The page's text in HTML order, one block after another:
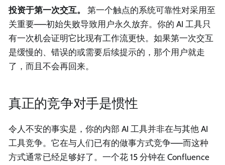
投资于第一次交互。
第一个触点的系统可靠性对采用至
关重要——初始失败导致用户永久放弃。你的 AI 工具只
有一次机会证明它比现有工作流更快。如果第一次交互
是缓慢的、错误的或需要后续提示的，那个用户就走
了，而且不会再回来。
真正的竞争对手是惯性
令人不安的事实是，你的内部 AI 工具并非在与其他 AI
工具竞争。它在与人们已有的做事方式竞争——而这种
方式通常已经足够好了。一个花 15 分钟在 Confluence